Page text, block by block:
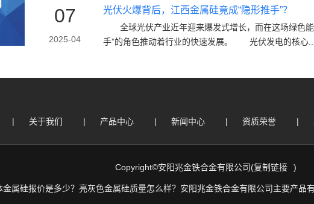
07
2025-04
光伏火爆背后，江西金属硅竟成“隐形推手”？
全球光伏产业近年迎来爆发式增长，而在这场绿色能
手”的角色推动着行业的快速发展。 光伏发电的核心...
| 关于我们 | 产品中心 | 新闻中心 | 资质荣誉 |
Copyright©安阳兆金铁合金有限公司(复制链接 )
属硅报价是多少？亮灰色金属硅质量怎么样？安阳兆金铁合金有限公司主要产品